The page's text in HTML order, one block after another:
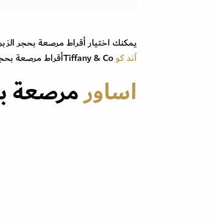
يمكنك اختيار أقراط مرصعة بحجر
آند كو
اساورمرصعة